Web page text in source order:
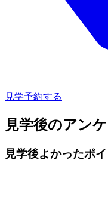
見学予約する
見学後のアン
見学後よかったポ